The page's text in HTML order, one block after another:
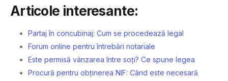
Articole interesante:
Partaj în concubinaj: Cum se procedează legal
Forum online pentru întrebări notariale
Este permisă vânzarea între soți? Ce spune legea
Procură pentru obținerea NIF: Când este necesară